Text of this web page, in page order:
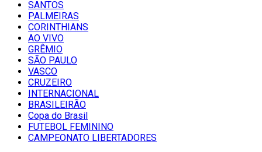
SANTOS
PALMEIRAS
CORINTHIANS
AO VIVO
GRÊMIO
SĀO PAULO
VASCO
CRUZEIRO
INTERNACIONAL
BRASILEIRÃO
Copa do Brasil
FUTEBOL FEMININO
CAMPEONATO LIBERTADORES